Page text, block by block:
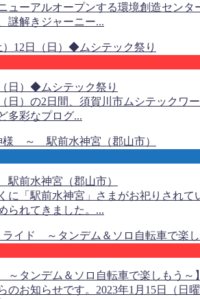
ューアルオープンする環境創造セン
謎解きジャーニー...
日）◆ムシテック祭り
日）の2日間、須賀川市ムシテックワ
多彩なプログ...
前水神宮（郡山市）
に「駅前水神宮」さまがお祀りされ
られてきました。...
～タンデム＆ソロ自転車で楽しもう～
のお知らせです。2023年1月15日（